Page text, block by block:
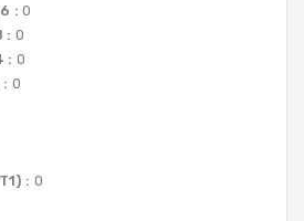
: 0
: 0
: 0
0
: 0